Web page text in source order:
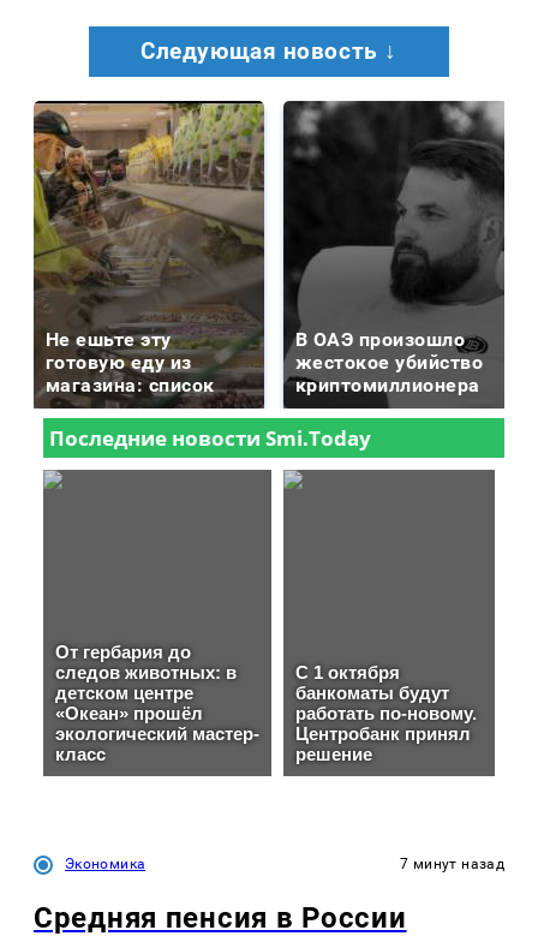
Следующая новость ↓
Не ешьте эту
готовую еду из
магазина: список
В ОАЭ произошло
жестокое убийство
криптомиллионера
Экономика 7 минут назад
Средняя пенсия в России